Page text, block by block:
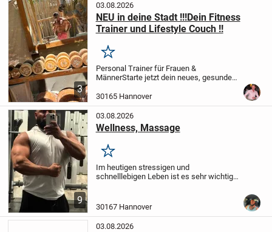
3
03.08.2026
NEU in deine Stadt !!!Dein Fitness
Trainer und Lifestyle Couch !!
Merken
Personal Trainer für Frauen &
MännerStarte jetzt dein neues, gesundes
Fitness- und Gesundheitsbereich begleite
ich dich auf deinem Weg zu mehr Fitness,
Gesundheit...
30165 Hannover
9
03.08.2026
Wellness, Massage
Merken
Im heutigen stressigen und
schnelllebigen Leben ist es sehr wichtig,
Wellness-Entspannungsmassage für
30167 Hannover
03.08.2026